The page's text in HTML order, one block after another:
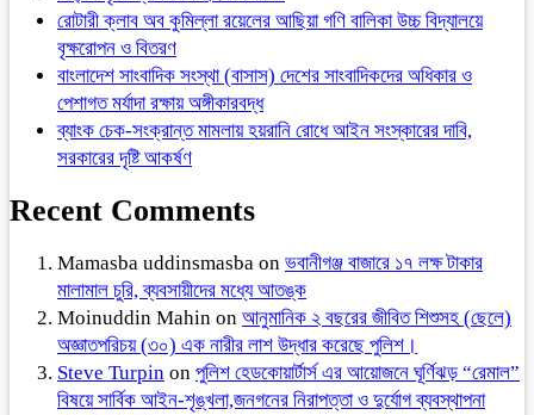
রোটারী ক্লাব অব কুমিল্লা রয়েলের আছিয়া গণি বালিকা উচ্চ বিদ্যালয়ে
বৃক্ষরোপন ও বিতরণ
বাংলাদেশ সাংবাদিক সংস্থা (বাসাস) দেশের সাংবাদিকদের অধিকার ও
পেশাগত মর্যাদা রক্ষায় অঙ্গীকারবদ্ধ
ব্যাংক চেক-সংক্রান্ত মামলায় হয়রানি রোধে আইন সংস্কারের দাবি,
সরকারের দৃষ্টি আকর্ষণ
Recent Comments
Mamasba uddinsmasba on ভবানীগঞ্জ বাজারে ১৭ লক্ষ টাকার
মালামাল চুরি, ব্যবসায়ীদের মধ্যে আতঙ্ক
Moinuddin Mahin on আনুমানিক ২ বছরের জীবিত শিশুসহ (ছেলে)
অজ্ঞাতপরিচয় (৩০) এক নারীর লাশ উদ্ধার করেছে পুলিশ।
Steve Turpin on পুলিশ হেডকোয়ার্টার্স এর আয়োজনে ঘূর্ণিঝড় “রেমাল”
বিষয়ে সার্বিক আইন-শৃঙ্খলা,জনগনের নিরাপত্তা ও দুর্যোগ ব্যবস্থাপনা